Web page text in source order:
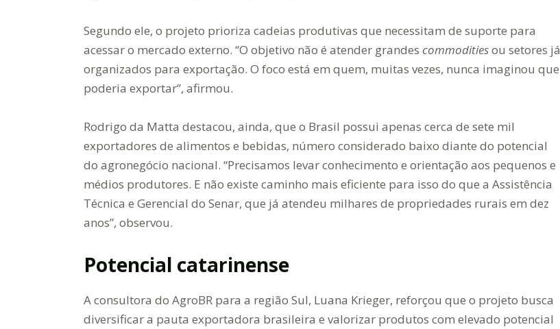
Segundo ele, o projeto prioriza cadeias produtivas que necessitam de suporte para
acessar o mercado externo. “O objetivo não é atender grandes commoditiesou setores já
organizados para exportação. O foco está em quem, muitas vezes, nunca imaginou que
poderia exportar”, afirmou.
Rodrigo da Matta destacou, ainda, que o Brasil possui apenas cerca de sete mil
exportadores de alimentos e bebidas, número considerado baixo diante do potencial
do agronegócio nacional. “Precisamos levar conhecimento e orientação aos pequenos e
médios produtores. E não existe caminho mais eficiente para isso do que a Assistência
Técnica e Gerencial do Senar, que já atendeu milhares de propriedades rurais em dez
anos”, observou.
Potencial catarinense
A consultora do AgroBR para a região Sul, Luana Krieger, reforçou que o projeto busca
diversificar a pauta exportadora brasileira e valorizar produtos com elevado potencial